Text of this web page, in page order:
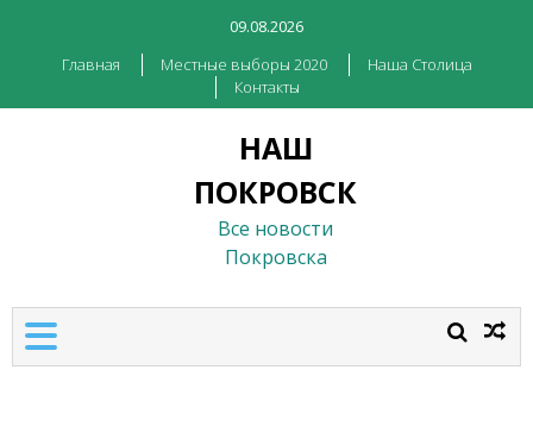
09.08.2026
Главная
Местные выборы 2020
Наша Столица
Контакты
НАШ
ПОКРОВСК
Все новости
Покровска